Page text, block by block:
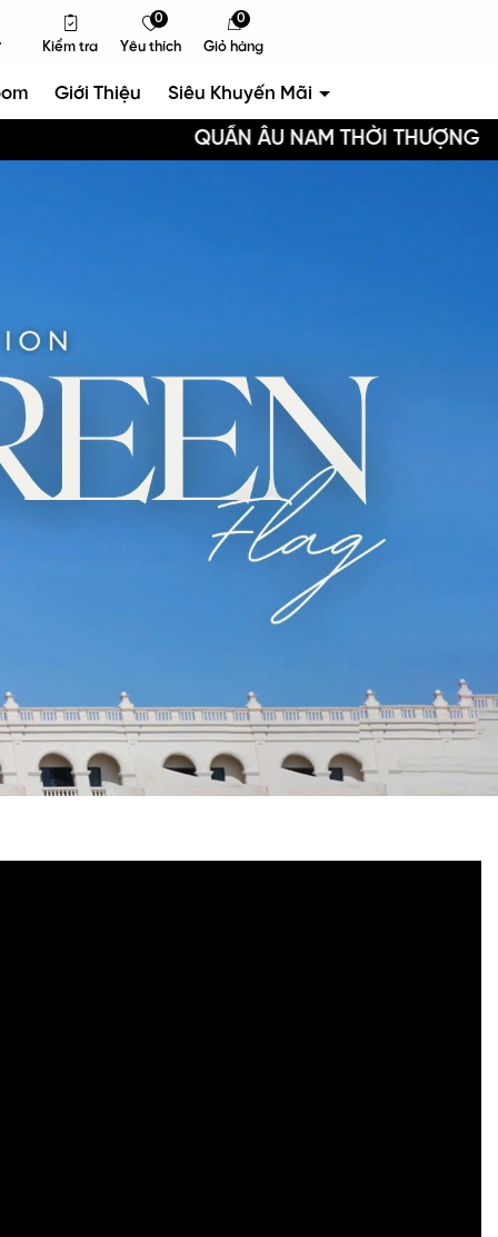
Kiểm tra Yêu thích
0
Giỏ hàng
0
Giới Thiệu Siêu Khuyến Mãi
QUẦN ÂU NAM THỜI THƯỢNG